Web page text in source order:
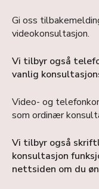
Gi oss
videokonsultasjon.
Vi tilbyr også
vanlig
Video- og
som ordinær
Vi tilbyr også
konsultasjon
nettsiden om du